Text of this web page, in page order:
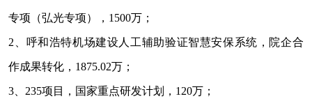
专项（弘光专项），1500万；
2 、呼和浩特机场建设人工辅助验证智慧安保系统，院企合
作成果转化，1875.02万；
3 、235项目，国家重点研发计划，120万；